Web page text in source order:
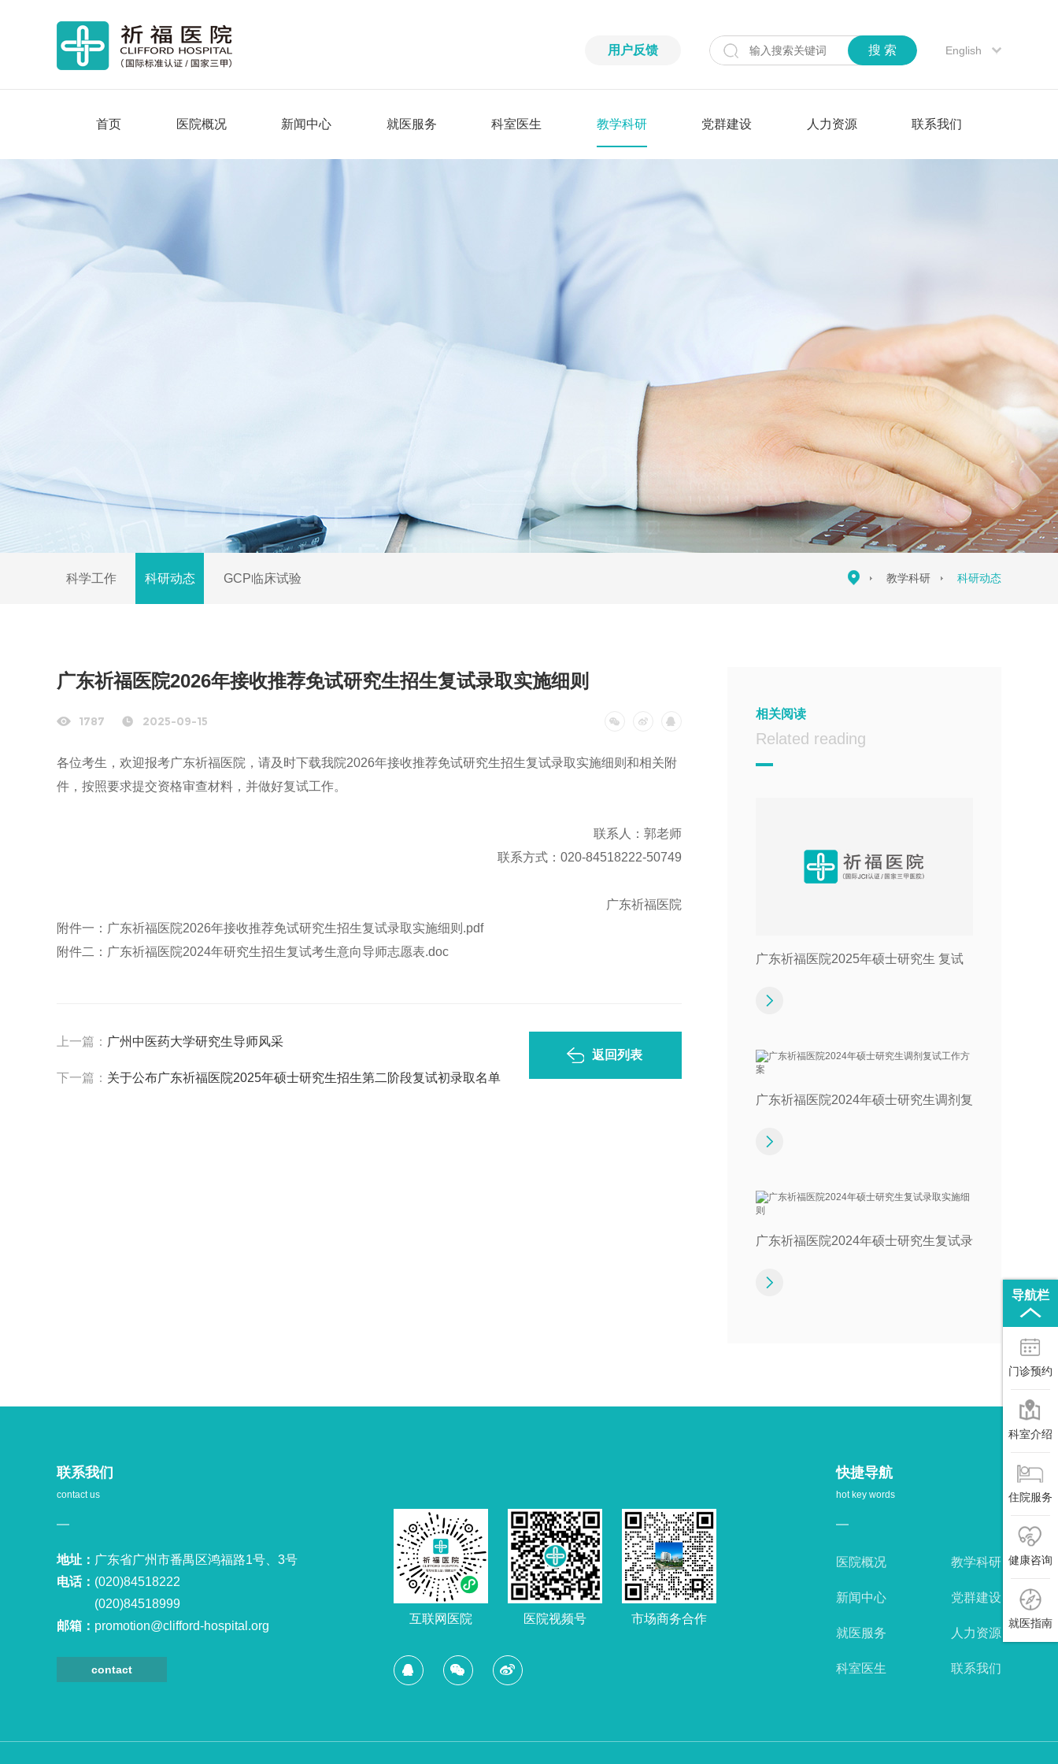
用户反馈 搜 索 English
首页 医院概况 新闻中心 就医服务 科室医生 教学科研 党群建设 人力资源 联系我们
科学工作 科研动态 GCP临床试验 教学科研 科研动态
广东祈福医院2026年接收推荐免试研究生招生复试录取实施细则
1787 2025-09-15
各位考生，欢迎报考广东祈福医院，请及时下载我院2026年接收推荐免试研究生招生复试录取实施细则和相关附
件，按照要求提交资格审查材料，并做好复试工作。
联系人：郭老师
联系方式：020-84518222-50749
广东祈福医院
附件一： 广东祈福医院2026年接收推荐免试研究生招生复试录取实施细则.pdf
附件二： 广东祈福医院2024年研究生招生复试考生意向导师志愿表.doc
上一篇： 广州中医药大学研究生导师风采
下一篇： 关于公布广东祈福医院2025年硕士研究生招生第二阶段复试初录取名单
返回列表
相关阅读
Related reading
广东祈福医院2025年硕士研究生 复试
广东祈福医院2024年硕士研究生调剂复
广东祈福医院2024年硕士研究生复试录
联系我们
contact us
地址： 广东省广州市番禺区鸿福路1号、3号
电话： (020)84518222
(020)84518999
邮箱： promotion@clifford-hospital.org
contact
互联网医院 医院视频号 市场商务合作
快捷导航
hot key words
医院概况
新闻中心
就医服务
科室医生
教学科研
党群建设
人力资源
联系我们
导航栏
门诊预约
科室介绍
住院服务
健康咨询
就医指南